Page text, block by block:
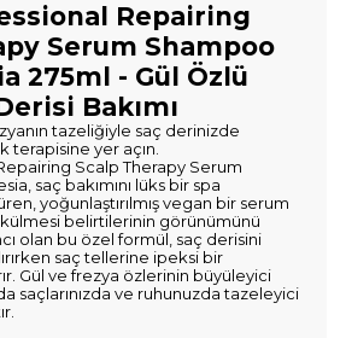
Repairing
Serum Shampoo
275ml - Gül Özlü
Bakımı
tazeliğiyle saç derinizde
yer açın.
Scalp Therapy Serum
saç bakımını lüks bir spa
yoğunlaştırılmış vegan bir serum
belirtilerinin görünümünü
olan bu özel formül, saç derisini
saç tellerine ipeksi bir
Gül ve frezya özlerinin büyüleyici
saçlarınızda ve ruhunuzda tazeleyici